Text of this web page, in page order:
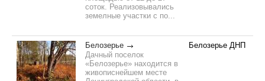
соток. Реализовывались
земелные участки с по...
Белозерье
Дачный поселок
«Белозерье» находится в
живописнейшем месте
Белозерье ДНП